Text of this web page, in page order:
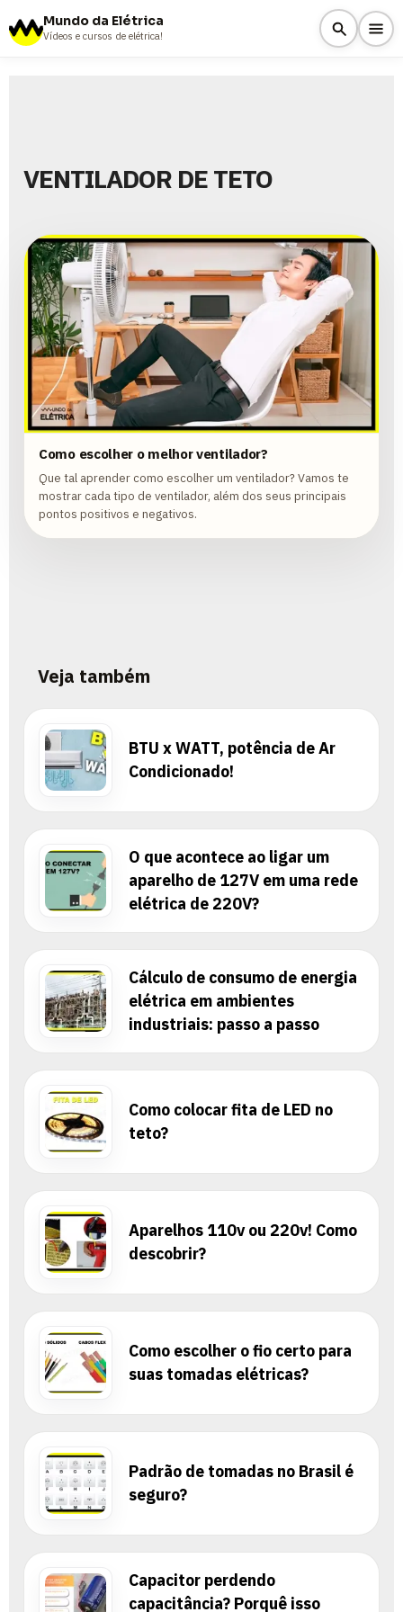
Mundo da Elétrica
Vídeos e cursos de elétrica!
VENTILADOR DE TETO
Como escolher o melhor ventilador?
Que tal aprender como escolher um ventilador? Vamos te
mostrar cada tipo de ventilador, além dos seus principais
pontos positivos e negativos.
Veja também
BTU x WATT, potência de Ar
Condicionado!
O que acontece ao ligar um
aparelho de 127V em uma rede
elétrica de 220V?
Cálculo de consumo de energia
elétrica em ambientes
industriais: passo a passo
Como colocar fita de LED no
teto?
Aparelhos 110v ou 220v! Como
descobrir?
Como escolher o fio certo para
suas tomadas elétricas?
Padrão de tomadas no Brasil é
seguro?
Capacitor perdendo
capacitância? Porquê isso